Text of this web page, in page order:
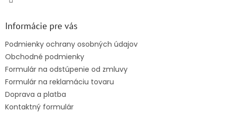
Informácie pre vás
Podmienky ochrany osobných údajov
Obchodné podmienky
Formulár na odstúpenie od zmluvy
Formulár na reklamáciu tovaru
Doprava a platba
Kontaktný formulár